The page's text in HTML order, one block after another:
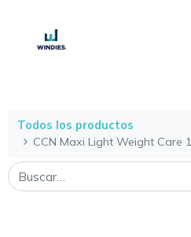
Todos los productos
CCN Maxi Light Weight Care